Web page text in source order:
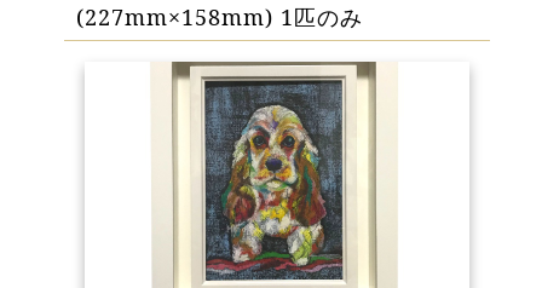
(227mm×158mm) 1匹のみ